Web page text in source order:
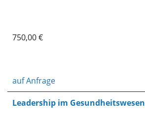
750,00 €
auf Anfrage
Leadership im Gesundheitswesen